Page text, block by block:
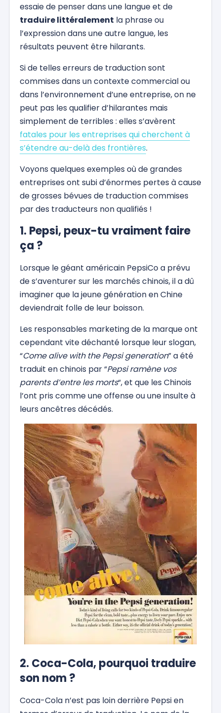
essaie de penser dans une langue et de
traduire littéralement la phrase ou
l’expression dans une autre langue, les
résultats peuvent être hilarants.
Si de telles erreurs de traduction sont
commises dans un contexte commercial ou
dans l’environnement d’une entreprise, on ne
peut pas les qualifier d’hilarantes mais
simplement de terribles : elles s’avèrent
fatales pour les entreprises qui cherchent à
s’étendre au-delà des frontières.
Voyons quelques exemples où de grandes
entreprises ont subi d’énormes pertes à cause
de grosses bévues de traduction commises
par des traducteurs non qualifiés !
1. Pepsi, peux-tu vraiment faire
ça ?
Lorsque le géant américain PepsiCo a prévu
de s’aventurer sur les marchés chinois, il a dû
imaginer que la jeune génération en Chine
deviendrait folle de leur boisson.
Les responsables marketing de la marque ont
cependant vite déchanté lorsque leur slogan,
“Come alive with the Pepsi generation” a été
traduit en chinois par “Pepsi ramène vos
parents d’entre les morts“, et que les Chinois
l’ont pris comme une offense ou une insulte à
leurs ancêtres décédés.
2. Coca-Cola, pourquoi traduire
son nom ?
Coca-Cola n’est pas loin derrière Pepsi en